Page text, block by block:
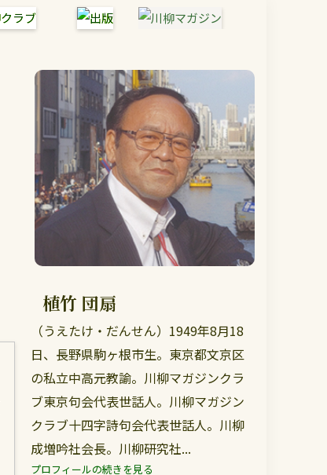
植竹 団扇
（うえたけ・だんせん）1949年8月18
日、長野県駒ヶ根市生。東京都文京区
の私立中高元教諭。川柳マガジンクラ
ブ東京句会代表世話人。川柳マガジン
クラブ十四字詩句会代表世話人。川柳
成増吟社会長。川柳研究社...
プロフィールの続きを見る